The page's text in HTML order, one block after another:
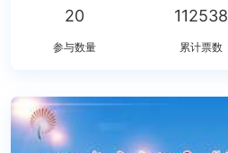
20 112538
参与数量 累计票数